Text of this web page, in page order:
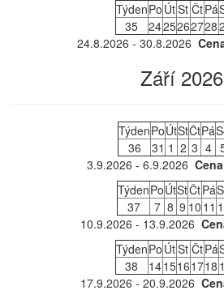
TýdenPo ÚtSt ČtPá
35
2425262728
24.8.2026 - 30.8.2026
Září 2026
TýdenPoÚtStČtPá
36
31 1 2 3 4
3.9.2026 - 6.9.2026
TýdenPoÚtStČtPá
37
7 8 9 10 11
10.9.2026 - 13.9.2026
TýdenPo ÚtSt ČtPá
38
1415161718
17.9.2026 - 20.9.2026